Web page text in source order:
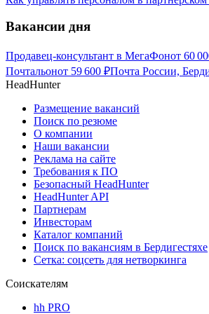
Вакансии дня
Продавец-консультант в МегаФонот 60
Почтальонот 59 600 ₽Почта России,
HeadHunter
Размещение вакансий
Поиск по резюме
О компании
Наши вакансии
Реклама на сайте
Требования к ПО
Безопасный HeadHunter
HeadHunter API
Партнерам
Инвесторам
Каталог компаний
Поиск по вакансиям в Бердигестяхе
Сетка: соцсеть для нетворкинга
Соискателям
hh PRO